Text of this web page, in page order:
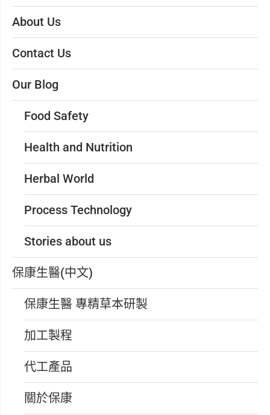
About Us
Contact Us
Our Blog
Food Safety
Health and Nutrition
Herbal World
Process Technology
Stories about us
保康生醫(中文)
保康生醫 專精草本研製
加工製程
代工產品
關於保康